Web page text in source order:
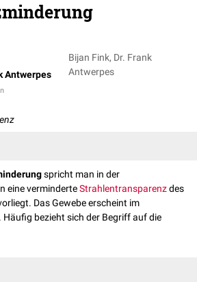
Antwerpes
Bijan Fink, Dr. Frank
Antwerpes
spricht man in der
eine verminderteStrahlentransparenzdes
Das Gewebe erscheint im
Häufig bezieht sich der Begriff auf die